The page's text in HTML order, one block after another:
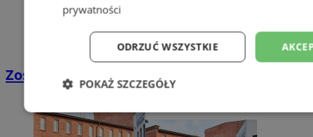
Zostań kierowcą w DPD
prywatności
ODRZUĆ WSZYSTKIE
POKAŻ SZCZEGÓŁY
Niezbędne Wydajność